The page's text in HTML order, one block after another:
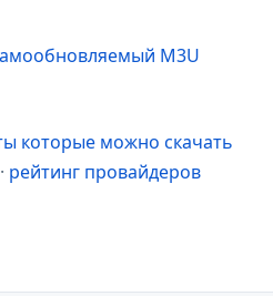
M3U
которые можно скачать
· рейтинг провайдеров